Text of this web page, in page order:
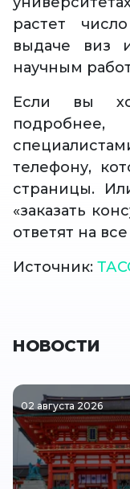
растет
выдаче виз
научным
Если вы
телефону,
страницы.
«заказать
ответят на
Источник:
НОВОСТИ
02 августа 2026